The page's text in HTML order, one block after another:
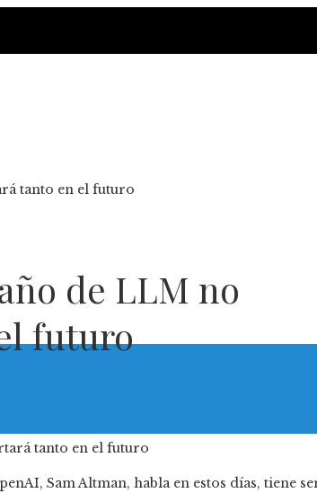
tanto en el futuro
de LLM no
futuro
Sam Altman, habla en estos días, tiene